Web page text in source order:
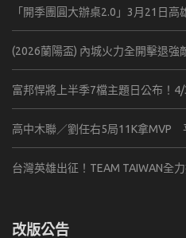
「開季團圓大辦桌2.0」3月21日高
(2026蘭陽盃) 內城火力全開擊退強
富邦悍將上半季7檔主題日公布！4/
高中木聯／劉任右5局11K拿MVP
台灣英雄出征！TEAM TAIWAN全
改版公告